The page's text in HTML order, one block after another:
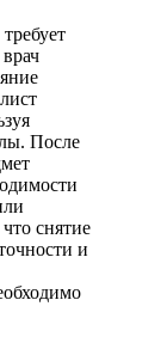
После
снятие
и